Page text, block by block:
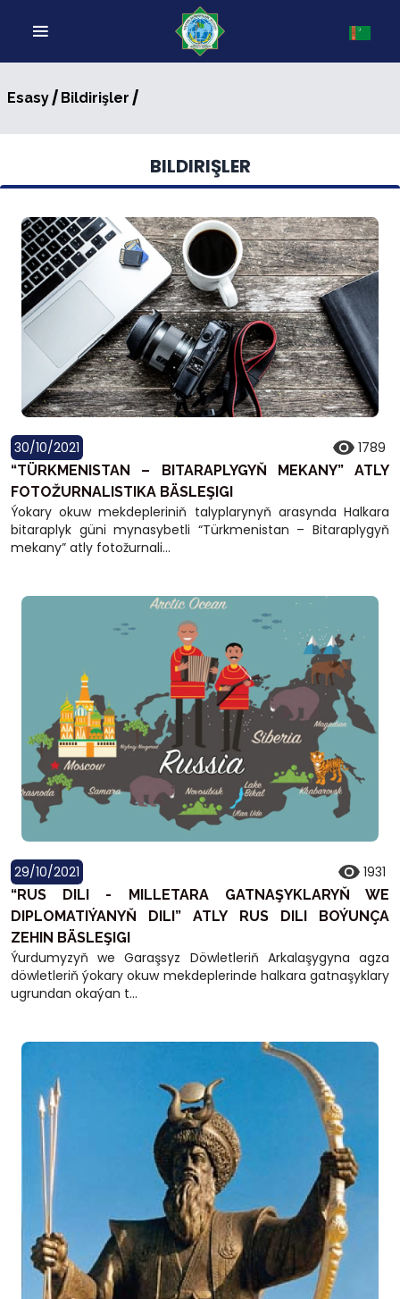
Esasy/ Bildirişler /
BILDIRIŞLER
30/10/2021 1789
“TÜRKMENISTAN – BITARAPLYGYŇ MEKANY” ATLY
FOTOŽURNALISTIKA BÄSLEŞIGI
Ýokary okuw mekdepleriniň talyplarynyň arasynda Halkara
bitaraplyk güni mynasybetli “Türkmenistan – Bitaraplygyň
mekany” atly fotožurnali...
29/10/2021 1931
“RUS DILI - MILLETARA GATNAŞYKLARYŇ WE
DIPLOMATIÝANYŇ DILI” ATLY RUS DILI BOÝUNÇA
ZEHIN BÄSLEŞIGI
Ýurdumyzyň we Garaşsyz Döwletleriň Arkalaşygyna agza
döwletleriň ýokary okuw mekdeplerinde halkara gatnaşyklary
ugrundan okaýan t...